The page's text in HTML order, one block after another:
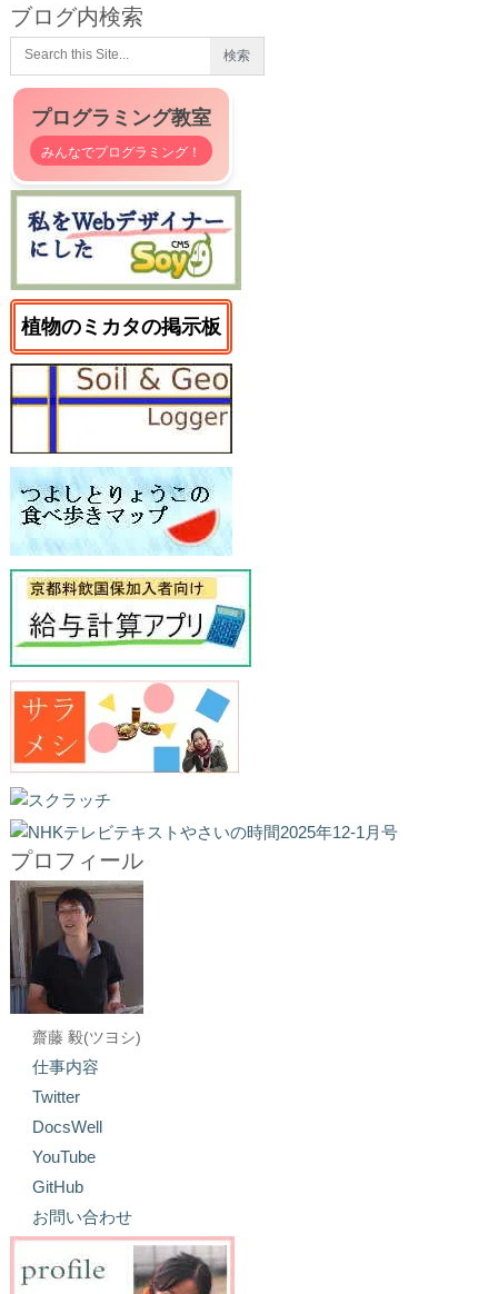
ブログ内検索
プログラミング教室
みんなでプログラミング！
植物のミカタの掲示板
プロフィール
齋藤 毅(ツヨシ)
仕事内容
Twitter
DocsWell
YouTube
GitHub
お問い合わせ